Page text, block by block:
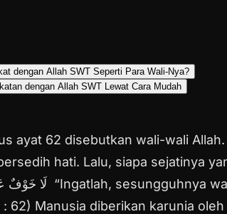
dengan Allah SWT Seperti Para Wali-Nya?
dengan Allah SWT Lewat Cara Mudah
ayat 62 disebutkan wali-wali
hati. Lalu, siapa sejatinya
“Ingatlah, sesungguhnya
: 62) Manusia diberikan karunia